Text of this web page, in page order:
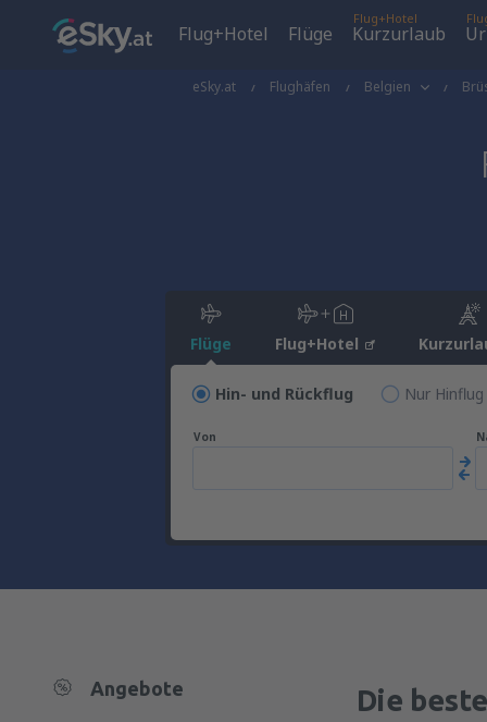
Flug+Hotel Flüge
Flug+Hotel
Kurzurlaub
eSky.at Flughäfen Belgien
Flüge Flug+Hotel
Hin- und Rückflug Nur Hinflug
Von
Angebote Die